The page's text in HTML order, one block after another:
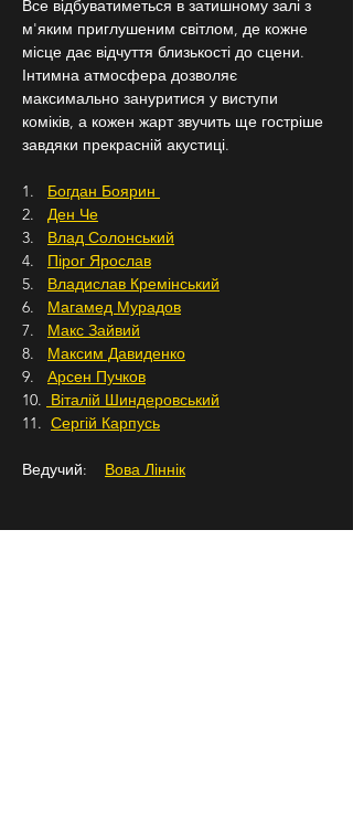
Все відбуватиметься в затишному залі з
м'яким приглушеним світлом, де кожне
місце дає відчуття близькості до сцени.
Інтимна атмосфера дозволяє
максимально зануритися у виступи
коміків, а кожен жарт звучить ще гостріше
завдяки прекрасній акустиці.
1. Богдан Боярин
2. Ден Че
3. Влад Солонський
4. Пірог Ярослав
5. Владислав Кремінський
6. Магамед Мурадов
7. Макс Зайвий
8. Максим Давиденко
9. Арсен Пучков
10. Віталій Шиндеровський
11. Сергій Карпусь
Ведучий: Вова Ліннік